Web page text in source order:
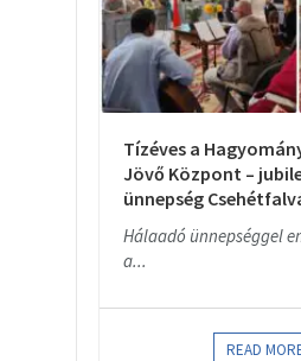
Tízéves a
Jövő Központ –
ünnepség
Hálaadó ünnepséggel
a...
READ